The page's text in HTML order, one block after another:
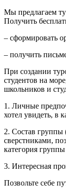
Мы предлагаем
Получить
– сформировать
– получить
При создании
студентов на
школьников и
1. Личные
хотел увидеть, в
2. Состав группы
сверстниками,
категория
3. Интересная
Позвольте себе